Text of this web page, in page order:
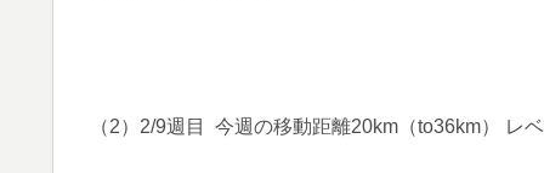
（2）2/9週目 今週の移動距離20km（to36km） レ